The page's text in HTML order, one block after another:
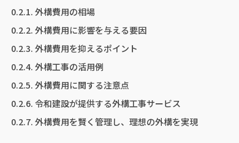
外構費用の相場
外構費用に影響を与える要因
外構費用を抑えるポイント
外構工事の活用例
外構費用に関する注意点
令和建設が提供する外構工事サービス
外構費用を賢く管理し、理想の外構を実現